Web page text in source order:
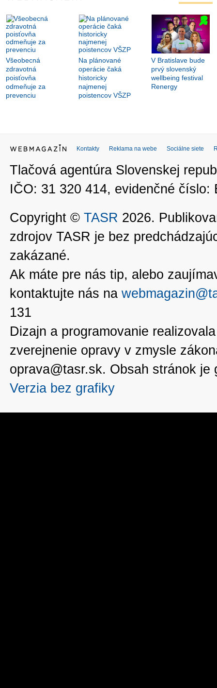
Všeobecná
zdravotná
poisťovňa
odmeňuje za
prevenciu
Na plánované
operácie čaká
historicky
najmenej
poistencov VŠZP
V Bratislave bude
prvý slovenský
wellbeing festival
Renergy
Kontakty Reklama na webe Sociálne siete
Tlačová agentúra Slovenskej
IČO: 31 320 414, evidenčné číslo:
Copyright © TASR 2026.
zdrojov TASR je bez
zakázané.
Ak máte pre nás tip, alebo
kontaktujte nás na
131
Dizajn a programovanie
zverejnenie opravy v zmysle
oprava@tasr.sk. Obsah stránok
Verzia bez grafiky